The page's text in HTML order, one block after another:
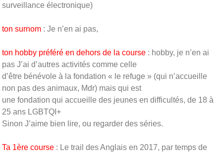
surveillance électronique)
ton surnom : Je n’en ai pas,
ton hobby préféré en dehors de la course : hobby, je n’en ai
pas J’ai d’autres activités comme celle
d’être bénévole à la fondation « le refuge » (qui n’accueille
non pas des animaux, Mdr) mais qui est
une fondation qui accueille des jeunes en difficultés, de 18 à
25 ans LGBTQI+
Sinon J’aime bien lire, ou regarder des séries.
Ta 1ère course : Le trail des Anglais en 2017, par temps de